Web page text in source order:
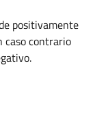
positivamente
caso contrario